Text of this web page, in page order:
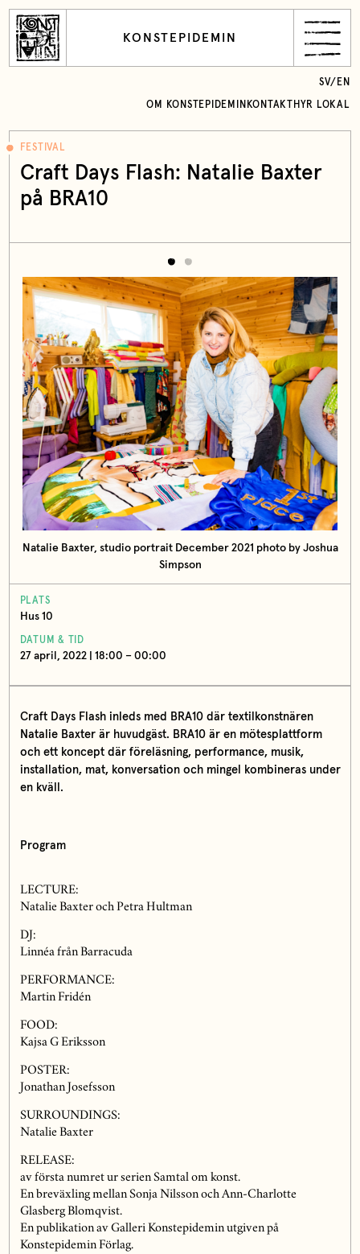
KONSTEPIDEMIN
OM KONSTEPIDEMIN KONTAKT HYR LOKAL
SV/ EN
FESTIVAL
Craft Days Flash: Natalie Baxter
på BRA10
Natalie Baxter, studio portrait December 2021 photo by Joshua
Simpson
PLATS
Hus 10
DATUM & TID
27 april, 2022 | 18:00 – 00:00
Craft Days Flash inleds med BRA10 där textilkonstnären
Natalie Baxter är huvudgäst. BRA10 är en mötesplattform
och ett koncept där föreläsning, performance, musik,
installation, mat, konversation och mingel kombineras under
en kväll.
Program
LECTURE:
Natalie Baxter och Petra Hultman
DJ:
Linnéa från Barracuda
PERFORMANCE:
Martin Fridén
FOOD:
Kajsa G Eriksson
POSTER:
Jonathan Josefsson
SURROUNDINGS:
Natalie Baxter
RELEASE:
av första numret ur serien Samtal om konst.
En breväxling mellan Sonja Nilsson och Ann-Charlotte
Glasberg Blomqvist.
En publikation av Galleri Konstepidemin utgiven på
Konstepidemin Förlag.